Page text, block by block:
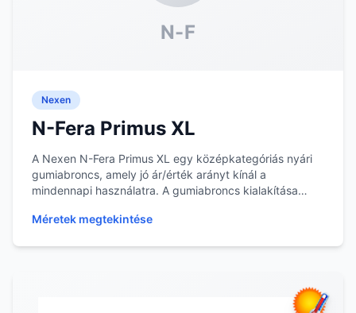
N-F
Nexen
N-Fera Primus XL
A Nexen N-Fera Primus XL egy középkategóriás nyári
gumiabroncs, amely jó ár/érték arányt kínál a
mindennapi használatra. A gumiabroncs kialakítása
Méretek megtekintése